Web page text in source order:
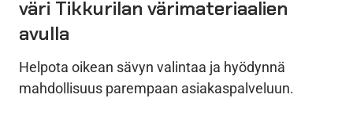
väri Tikkurilan värimateriaalien
avulla
Helpota oikean sävyn valintaa ja hyödynnä
mahdollisuus parempaan asiakaspalveluun.